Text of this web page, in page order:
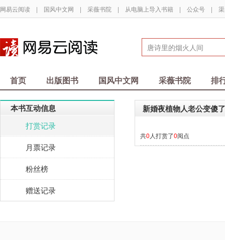
网易云阅读 | 国风中文网 | 采薇书院 | 从电脑上导入书籍 | 公众号 |
首页 出版图书 国风中文网 采薇书院 排
本书互动信息
打赏记录
月票记录
粉丝榜
赠送记录
新婚夜植物人老公变傻了
共0 人打赏了0阅点